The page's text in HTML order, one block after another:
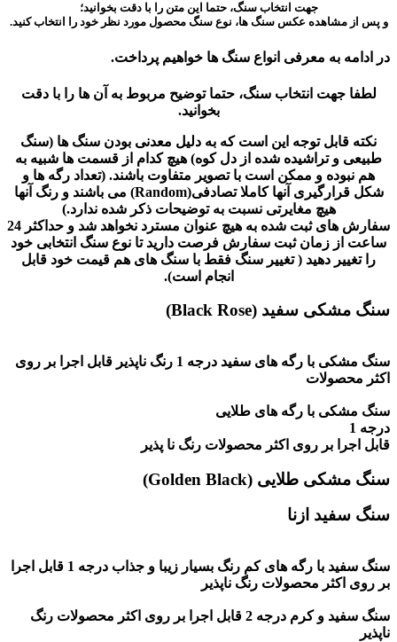
جهت انتخاب سنگ، حتما این متن را با دقت بخوانید؛
و پس از مشاهده عکس سنگ ها، نوع سنگ محصول مورد نظر خود را انتخاب کنید.
در ادامه به معرفی انواع سنگ ها خواهیم پرداخت.
لطفا جهت انتخاب سنگ، حتما توضیح مربوط به آن ها را با دقت
بخوانید.
نکته قابل توجه این است که به دلیل معدنی بودن سنگ ها (سنگ
طبیعی و تراشیده شده از دل کوه) هیچ کدام از قسمت ها شبیه به
هم نبوده و ممکن است با تصویر متفاوت باشند. (تعداد رگه ها و
شکل قرارگیری آنها کاملا تصادفی(Random) می باشند و رنگ آنها
هیچ مغایرتی نسبت به توضیحات ذکر شده ندارد.)
سفارش های ثبت شده به هیچ عنوان مسترد نخواهد شد و حداکثر 24
ساعت از زمان ثبت سفارش فرصت دارید تا نوع سنگ انتخابی خود
را تغییر دهید ( تغییر سنگ فقط با سنگ های هم قیمت خود قابل
انجام است).
سنگ مشکی سفید (Black Rose)
سنگ مشکی با رگه های سفید درجه 1 رنگ ناپذیر قابل اجرا بر روی
اکثر محصولات
سنگ مشکی با رگه های طلایی
درجه 1
قابل اجرا بر روی اکثر محصولات رنگ نا پذیر
سنگ مشکی طلایی (Golden Black)
سنگ سفید ازنا
سنگ سفید با رگه های کم رنگ بسیار زیبا و جذاب درجه 1 قابل اجرا
بر روی اکثر محصولات رنگ ناپذیر
سنگ سفید و کرم درجه 2 قابل اجرا بر روی اکثر محصولات رنگ
ناپذیر